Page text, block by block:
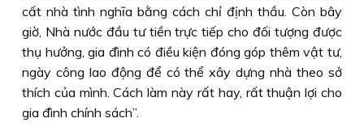
cất nhà tình nghĩa bằng cách chỉ định thầu. Còn bây
giờ, Nhà nước đầu tư tiền trực tiếp cho đối tượng được
thụ hưởng, gia đình có điều kiện đóng góp thêm vật tư,
ngày công lao động để có thể xây dựng nhà theo sở
thích của mình. Cách làm này rất hay, rất thuận lợi cho
gia đình chính sách”.